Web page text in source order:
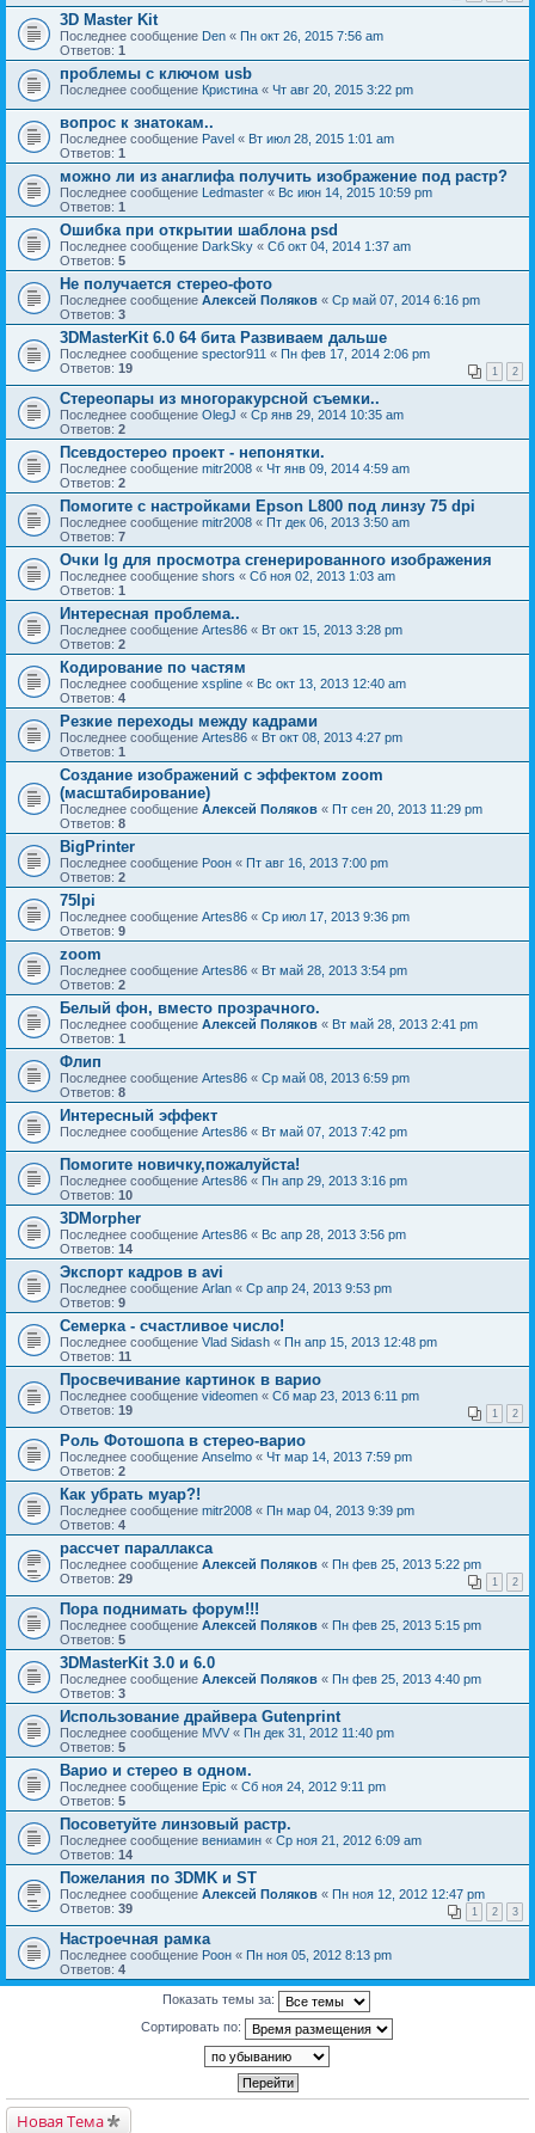
3D Master Kit
Последнее сообщение Den « Пн окт 26, 2015 7:56 am
Ответов: 1
проблемы с ключом usb
Последнее сообщение Кристина « Чт авг 20, 2015 3:22 pm
вопрос к знатокам..
Последнее сообщение Pavel « Вт июл 28, 2015 1:01 am
Ответов: 1
можно ли из анаглифа получить изображение под растр?
Последнее сообщение Ledmaster « Вс июн 14, 2015 10:59 pm
Ответов: 1
Ошибка при открытии шаблона psd
Последнее сообщение DarkSky « Сб окт 04, 2014 1:37 am
Ответов: 5
Не получается стерео-фото
Последнее сообщение Алексей Поляков « Ср май 07, 2014 6:16 pm
Ответов: 3
3DMasterKit 6.0 64 бита Развиваем дальше
Последнее сообщение spector911 « Пн фев 17, 2014 2:06 pm
Ответов: 19 1 2
Стереопары из многоракурсной съемки..
Последнее сообщение OlegJ « Ср янв 29, 2014 10:35 am
Ответов: 2
Псевдостерео проект - непонятки.
Последнее сообщение mitr2008 « Чт янв 09, 2014 4:59 am
Ответов: 2
Помогите с настройками Epson L800 под линзу 75 dpi
Последнее сообщение mitr2008 « Пт дек 06, 2013 3:50 am
Ответов: 7
Очки lg для просмотра сгенерированного изображения
Последнее сообщение shors « Сб ноя 02, 2013 1:03 am
Ответов: 1
Интересная проблема..
Последнее сообщение Artes86 « Вт окт 15, 2013 3:28 pm
Ответов: 2
Кодирование по частям
Последнее сообщение xspline « Вс окт 13, 2013 12:40 am
Ответов: 4
Резкие переходы между кадрами
Последнее сообщение Artes86 « Вт окт 08, 2013 4:27 pm
Ответов: 1
Создание изображений с эффектом zoom
(масштабирование)
Последнее сообщение Алексей Поляков « Пт сен 20, 2013 11:29 pm
Ответов: 8
BigPrinter
Последнее сообщение Pоон « Пт авг 16, 2013 7:00 pm
Ответов: 2
75lpi
Последнее сообщение Artes86 « Ср июл 17, 2013 9:36 pm
Ответов: 9
zoom
Последнее сообщение Artes86 « Вт май 28, 2013 3:54 pm
Ответов: 2
Белый фон, вместо прозрачного.
Последнее сообщение Алексей Поляков « Вт май 28, 2013 2:41 pm
Ответов: 1
Флип
Последнее сообщение Artes86 « Ср май 08, 2013 6:59 pm
Ответов: 8
Интересный эффект
Последнее сообщение Artes86 « Вт май 07, 2013 7:42 pm
Помогите новичку,пожалуйста!
Последнее сообщение Artes86 « Пн апр 29, 2013 3:16 pm
Ответов: 10
3DMorpher
Последнее сообщение Artes86 « Вс апр 28, 2013 3:56 pm
Ответов: 14
Экспорт кадров в avi
Последнее сообщение Arlan « Ср апр 24, 2013 9:53 pm
Ответов: 9
Семерка - счастливое число!
Последнее сообщение Vlad Sidash « Пн апр 15, 2013 12:48 pm
Ответов: 11
Просвечивание картинок в варио
Последнее сообщение videomen « Сб мар 23, 2013 6:11 pm
Ответов: 19 1 2
Роль Фотошопа в стерео-варио
Последнее сообщение Anselmo « Чт мар 14, 2013 7:59 pm
Ответов: 2
Как убрать муар?!
Последнее сообщение mitr2008 « Пн мар 04, 2013 9:39 pm
Ответов: 4
рассчет параллакса
Последнее сообщение Алексей Поляков « Пн фев 25, 2013 5:22 pm
Ответов: 29 1 2
Пора поднимать форум!!!
Последнее сообщение Алексей Поляков « Пн фев 25, 2013 5:15 pm
Ответов: 5
3DMasterKit 3.0 и 6.0
Последнее сообщение Алексей Поляков « Пн фев 25, 2013 4:40 pm
Ответов: 3
Использование драйвера Gutenprint
Последнее сообщение MVV « Пн дек 31, 2012 11:40 pm
Ответов: 5
Варио и стерео в одном.
Последнее сообщение Epic « Сб ноя 24, 2012 9:11 pm
Ответов: 5
Посоветуйте линзовый растр.
Последнее сообщение вениамин « Ср ноя 21, 2012 6:09 am
Ответов: 14
Пожелания по 3DMK и ST
Последнее сообщение Алексей Поляков « Пн ноя 12, 2012 12:47 pm
Ответов: 39 1 2 3
Настроечная рамка
Последнее сообщение Pоон « Пн ноя 05, 2012 8:13 pm
Ответов: 4
Показать темы за:
Сортировать по:
Новая Тема